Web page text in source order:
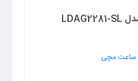
ساعت مچی